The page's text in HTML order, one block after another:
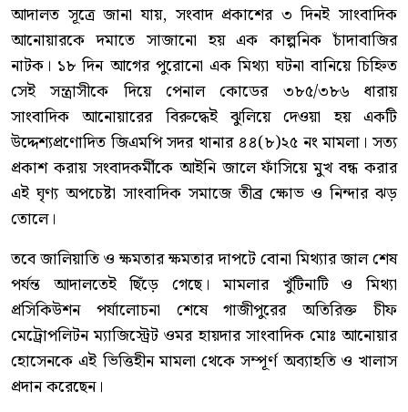
আদালত সূত্রে জানা যায়, সংবাদ প্রকাশের ৩ দিনই সাংবাদিক
আনোয়ারকে দমাতে সাজানো হয় এক কাল্পনিক চাঁদাবাজির
নাটক। ১৮ দিন আগের পুরোনো এক মিথ্যা ঘটনা বানিয়ে চিহ্নিত
সেই সন্ত্রাসীকে দিয়ে পেনাল কোডের ৩৮৫/৩৮৬ ধারায়
সাংবাদিক আনোয়ারের বিরুদ্ধেই ঝুলিয়ে দেওয়া হয় একটি
উদ্দেশ্যপ্রণোদিত জিএমপি সদর থানার ৪৪(৮)২৫ নং মামলা। সত্য
প্রকাশ করায় সংবাদকর্মীকে আইনি জালে ফাঁসিয়ে মুখ বন্ধ করার
এই ঘৃণ্য অপচেষ্টা সাংবাদিক সমাজে তীব্র ক্ষোভ ও নিন্দার ঝড়
তোলে।
তবে জালিয়াতি ও ক্ষমতার ক্ষমতার দাপটে বোনা মিথ্যার জাল শেষ
পর্যন্ত আদালতেই ছিঁড়ে গেছে। মামলার খুঁটিনাটি ও মিথ্যা
প্রসিকিউশন পর্যালোচনা শেষে গাজীপুরের অতিরিক্ত চীফ
মেট্রোপলিটন ম্যাজিস্ট্রেট ওমর হায়দার সাংবাদিক মোঃ আনোয়ার
হোসেনকে এই ভিত্তিহীন মামলা থেকে সম্পূর্ণ অব্যাহতি ও খালাস
প্রদান করেছেন।